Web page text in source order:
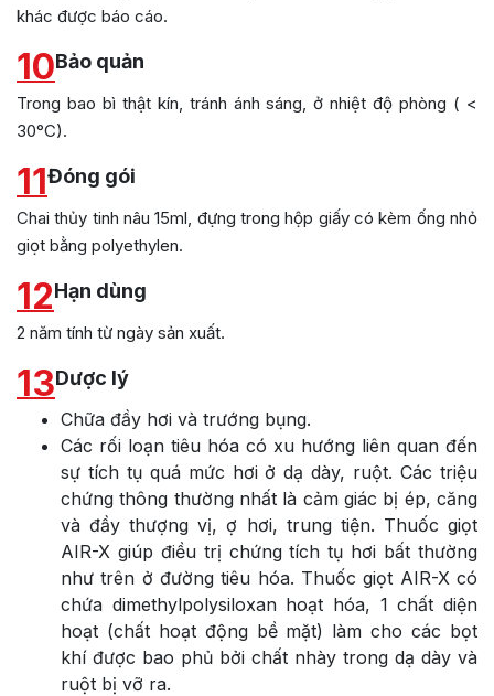
khác được báo cáo.
10Bảo quản
Trong bao bì thật kín, tránh ánh sáng, ở nhiệt độ phòng ( <
30°C).
11Đóng gói
Chai thủy tinh nâu 15ml, đựng trong hộp giấy có kèm ống nhỏ
giọt bằng polyethylen.
12Hạn dùng
2 năm tính từ ngày sản xuất.
13Dược lý
Chữa đầy hơi và trướng bụng.
Các rối loạn tiêu hóa có xu hướng liên quan đến
sự tích tụ quá mức hơi ở dạ dày, ruột. Các triệu
chứng thông thường nhất là cảm giác bị ép, căng
và đầy thượng vị, ợ hơi, trung tiện. Thuốc giọt
AIR-X giúp điều trị chứng tích tụ hơi bất thường
như trên ở đường tiêu hóa. Thuốc giọt AIR-X có
chứa dimethylpolysiloxan hoạt hóa, 1 chất diện
hoạt (chất hoạt động bề mặt) làm cho các bọt
khí được bao phủ bởi chất nhày trong dạ dày và
ruột bị vỡ ra.